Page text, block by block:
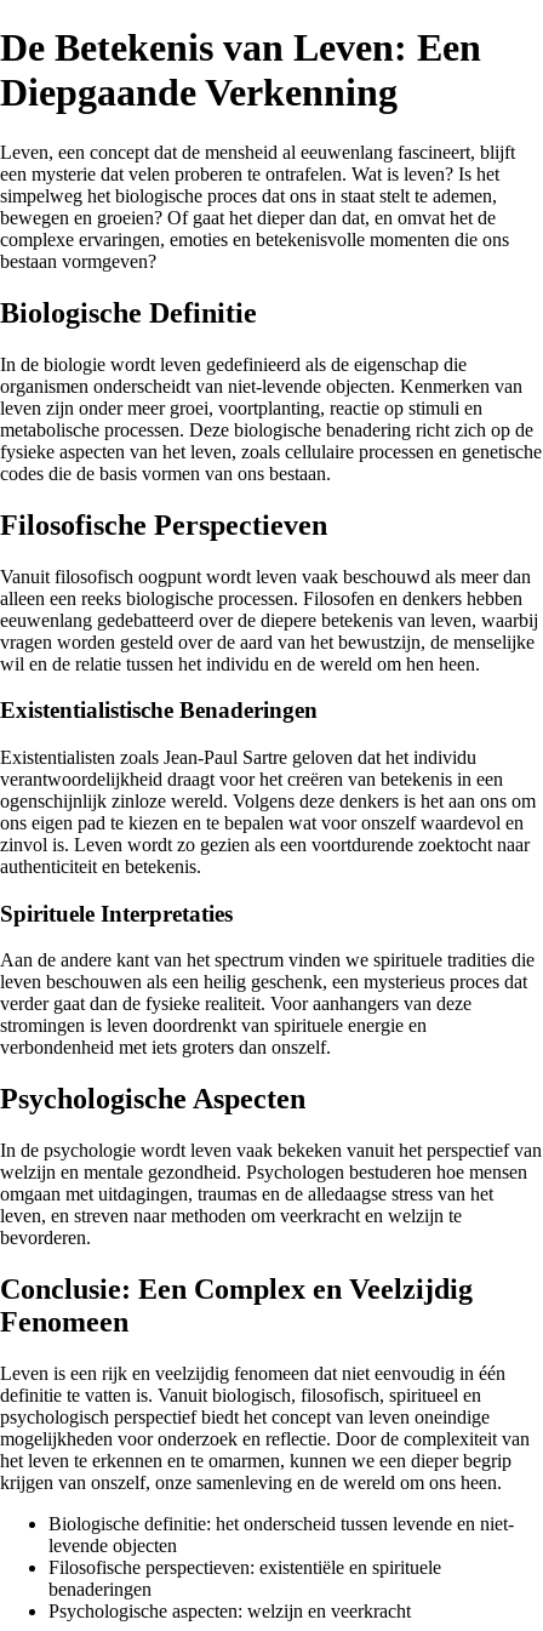
De Betekenis van Leven: Een
Diepgaande Verkenning
Leven, een concept dat de mensheid al eeuwenlang fascineert, blijft
een mysterie dat velen proberen te ontrafelen. Wat is leven? Is het
simpelweg het biologische proces dat ons in staat stelt te ademen,
bewegen en groeien? Of gaat het dieper dan dat, en omvat het de
complexe ervaringen, emoties en betekenisvolle momenten die ons
bestaan vormgeven?
Biologische Definitie
In de biologie wordt leven gedefinieerd als de eigenschap die
organismen onderscheidt van niet-levende objecten. Kenmerken van
leven zijn onder meer groei, voortplanting, reactie op stimuli en
metabolische processen. Deze biologische benadering richt zich op de
fysieke aspecten van het leven, zoals cellulaire processen en genetische
codes die de basis vormen van ons bestaan.
Filosofische Perspectieven
Vanuit filosofisch oogpunt wordt leven vaak beschouwd als meer dan
alleen een reeks biologische processen. Filosofen en denkers hebben
eeuwenlang gedebatteerd over de diepere betekenis van leven, waarbij
vragen worden gesteld over de aard van het bewustzijn, de menselijke
wil en de relatie tussen het individu en de wereld om hen heen.
Existentialistische Benaderingen
Existentialisten zoals Jean-Paul Sartre geloven dat het individu
verantwoordelijkheid draagt voor het creëren van betekenis in een
ogenschijnlijk zinloze wereld. Volgens deze denkers is het aan ons om
ons eigen pad te kiezen en te bepalen wat voor onszelf waardevol en
zinvol is. Leven wordt zo gezien als een voortdurende zoektocht naar
authenticiteit en betekenis.
Spirituele Interpretaties
Aan de andere kant van het spectrum vinden we spirituele tradities die
leven beschouwen als een heilig geschenk, een mysterieus proces dat
verder gaat dan de fysieke realiteit. Voor aanhangers van deze
stromingen is leven doordrenkt van spirituele energie en
verbondenheid met iets groters dan onszelf.
Psychologische Aspecten
In de psychologie wordt leven vaak bekeken vanuit het perspectief van
welzijn en mentale gezondheid. Psychologen bestuderen hoe mensen
omgaan met uitdagingen, traumas en de alledaagse stress van het
leven, en streven naar methoden om veerkracht en welzijn te
bevorderen.
Conclusie: Een Complex en Veelzijdig
Fenomeen
Leven is een rijk en veelzijdig fenomeen dat niet eenvoudig in één
definitie te vatten is. Vanuit biologisch, filosofisch, spiritueel en
psychologisch perspectief biedt het concept van leven oneindige
mogelijkheden voor onderzoek en reflectie. Door de complexiteit van
het leven te erkennen en te omarmen, kunnen we een dieper begrip
krijgen van onszelf, onze samenleving en de wereld om ons heen.
Biologische definitie: het onderscheid tussen levende en niet-
levende objecten
Filosofische perspectieven: existentiële en spirituele
benaderingen
Psychologische aspecten: welzijn en veerkracht